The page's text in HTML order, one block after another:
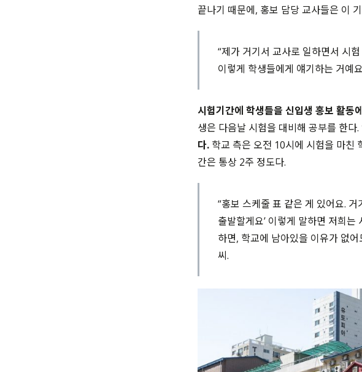
끝나기 때문에, 홍보 담당 교사들은 이
“제가 거기서 교사로 일하면서 시
이렇게 학생들에게 얘기하는 거예
시험기간에 학생들을 신입생 홍보 활동
생은 다음날 시험을 대비해 공부를 한다.
다. 학교 측은 오전 10시에 시험을 마친
간은 통상 2주 정도다.
“홍보 스케줄 표 같은 게 있어요.
출발할게요’ 이렇게 말하면 저희
하면, 학교에 남아있을 이유가 없
씨.